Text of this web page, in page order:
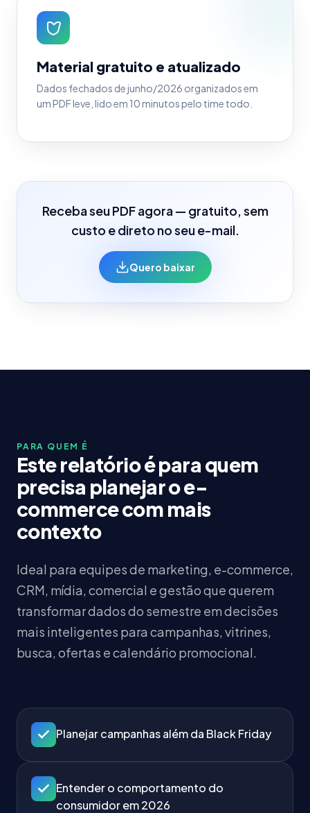
Material gratuito e atualizado
Dados fechados de junho/2026 organizados em
um PDF leve, lido em 10 minutos pelo time todo.
Receba seu PDF agora — gratuito, sem
custo e direto no seu e-mail.
Quero baixar
PARA QUEM É
Este relatório é para quem
precisa planejar o e-
commerce com mais
contexto
Ideal para equipes de marketing, e-commerce,
CRM, mídia, comercial e gestão que querem
transformar dados do semestre em decisões
mais inteligentes para campanhas, vitrines,
busca, ofertas e calendário promocional.
Planejar campanhas além da Black Friday
Entender o comportamento do
consumidor em 2026